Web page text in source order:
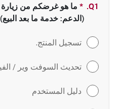
Q1.
* حقل مطلوب
ما هو غرضكم من
(الدعم: خدمة ما بعد البيع)
تسجيل المنتج.
تحديث السوفت وير /
دليل المستخدم